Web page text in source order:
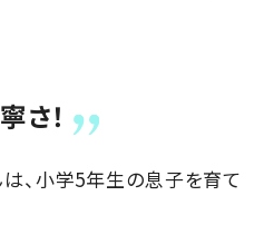
さ！
、小学5年生の息子を育て